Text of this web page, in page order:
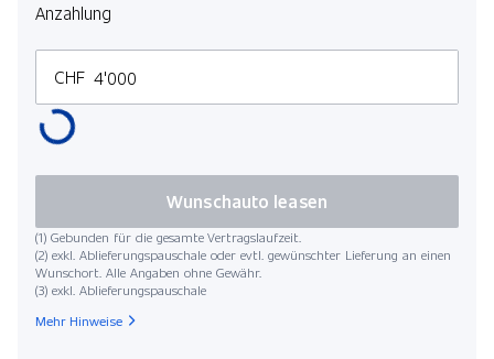
Anzahlung
CHF
(1) Gebunden für die gesamte Vertragslaufzeit.
(2) exkl. Ablieferungspauschale oder evtl. gewünschter Lieferung an einen
Wunschort. Alle Angaben ohne Gewähr.
(3) exkl. Ablieferungspauschale
Wunschauto leasen
Mehr Hinweise